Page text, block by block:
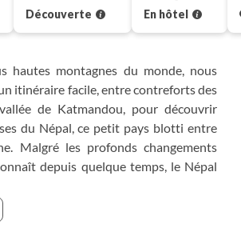
hautes montagnes du monde, nous
itinéraire facile, entre contreforts des
de Katmandou, pour découvrir
du Népal, ce petit pays blotti entre
Malgré les profonds changements
depuis quelque temps, le Népal
ethniques et religieuses, ses
vivaces ou l’accueil chaleureux et
Découverte En hôtel